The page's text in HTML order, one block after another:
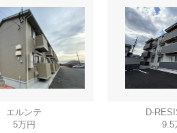
エルンテ
5万円
D-
9.5